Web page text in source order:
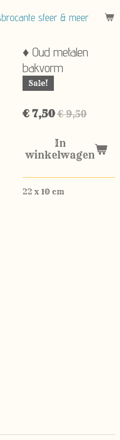
sfeer & meer
♦ Oud metalen
bakvorm
Sale!
€ 7,50€ 9,50
In
winkelwagen
22 x 10 cm